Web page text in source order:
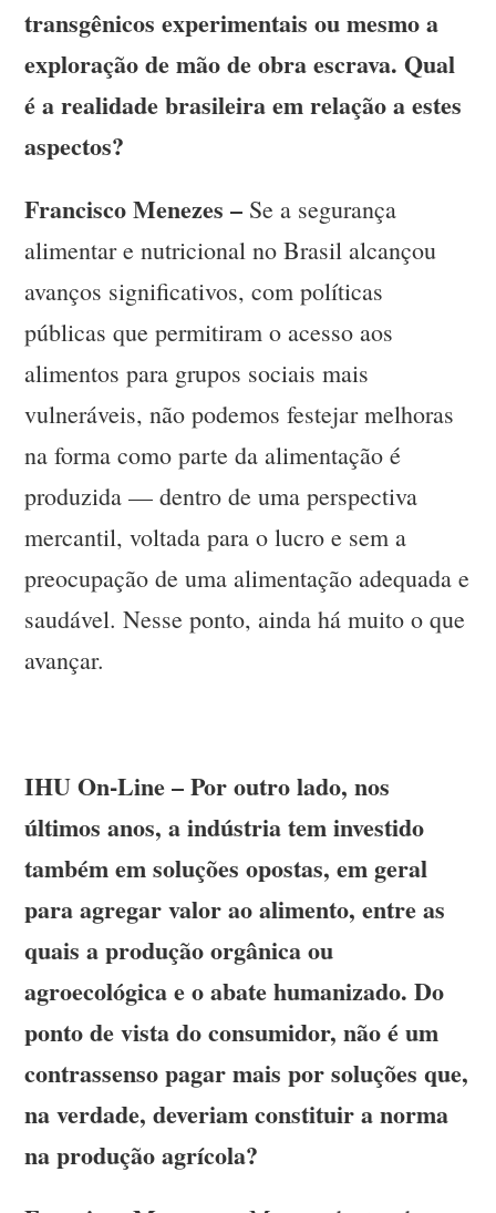
transgênicos experimentais ou mesmo a
exploração de mão de obra escrava. Qual
é a realidade brasileira em relação a estes
aspectos?
Francisco Menezes – Se a segurança
alimentar e nutricional no Brasil alcançou
avanços significativos, com políticas
públicas que permitiram o acesso aos
alimentos para grupos sociais mais
vulneráveis, não podemos festejar melhoras
na forma como parte da alimentação é
produzida — dentro de uma perspectiva
mercantil, voltada para o lucro e sem a
preocupação de uma alimentação adequada e
saudável. Nesse ponto, ainda há muito o que
avançar.
IHU On-Line – Por outro lado, nos
últimos anos, a indústria tem investido
também em soluções opostas, em geral
para agregar valor ao alimento, entre as
quais a produção orgânica ou
agroecológica e o abate humanizado. Do
ponto de vista do consumidor, não é um
contrassenso pagar mais por soluções que,
na verdade, deveriam constituir a norma
na produção agrícola?